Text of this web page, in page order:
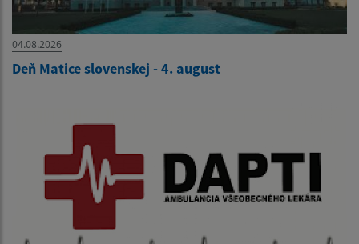
04.08.2026
Deň Matice slovenskej - 4. august